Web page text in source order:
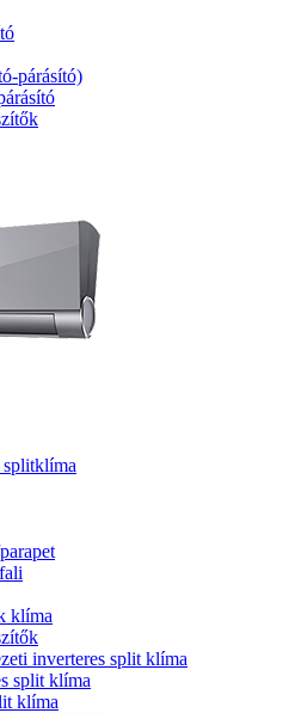
párásító)
klíma
inverteres split klíma
split klíma
klíma